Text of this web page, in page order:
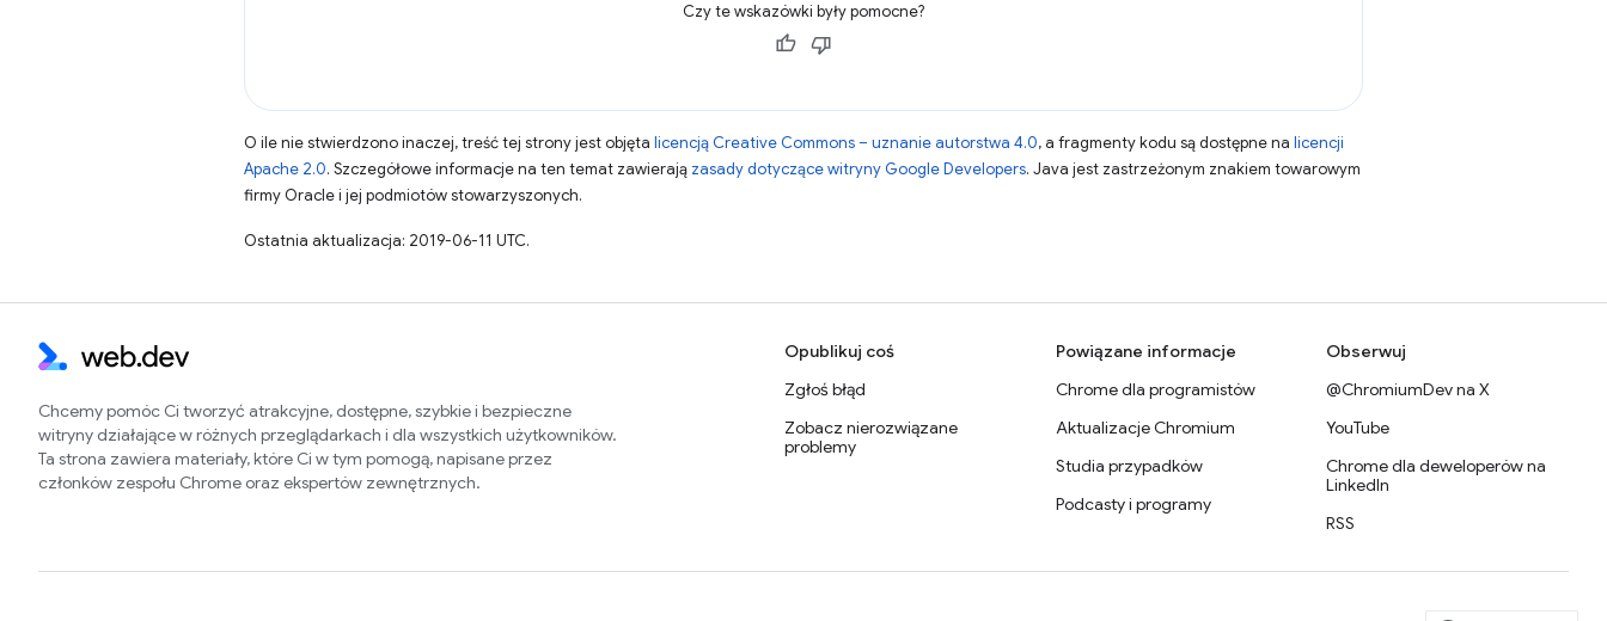
Czy te wskazówki były pomocne?
O ile nie stwierdzono inaczej, treść tej strony jest objęta licencją Creative Commons – uznanie autorstwa 4.0, a fragmenty kodu są dostępne na licencji
Apache 2.0. Szczegółowe informacje na ten temat zawierają zasady dotyczące witryny Google Developers. Java jest zastrzeżonym znakiem towarowym
firmy Oracle i jej podmiotów stowarzyszonych.
Ostatnia aktualizacja: 2019-06-11 UTC.
Chcemy pomóc Ci tworzyć atrakcyjne, dostępne, szybkie i bezpieczne
witryny działające w różnych przeglądarkach i dla wszystkich użytkowników.
Ta strona zawiera materiały, które Ci w tym pomogą, napisane przez
członków zespołu Chrome oraz ekspertów zewnętrznych.
Opublikuj coś
Zgłoś błąd
Zobacz nierozwiązane
problemy
Powiązane informacje
Chrome dla programistów
Aktualizacje Chromium
Studia przypadków
Podcasty i programy
Obserwuj
@ChromiumDev na X
YouTube
Chrome dla deweloperów na
LinkedIn
RSS